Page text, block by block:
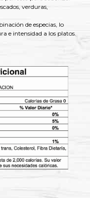
verduras,
curry.
de especias, lo
e intensidad a los platos.